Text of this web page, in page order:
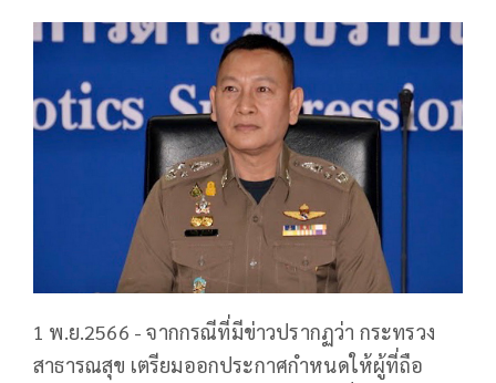
1 พ.ย.2566 - จากกรณีที่มีข่าวปรากฏว่า กระทรวง
สาธารณสุข เตรียมออกประกาศกำหนดให้ผู้ที่ถือ